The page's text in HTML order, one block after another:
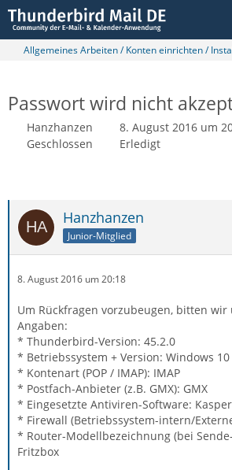
Allgemeines Arbeiten / Konten einrichten /
Passwort wird nicht
Hanzhanzen
8. August 2016 um
Geschlossen
Erledigt
Hanzhanzen
Junior-Mitglied
8. August 2016 um 20:18
Um Rückfragen vorzubeugen, bitten wir
Angaben:
* Thunderbird-Version: 45.2.0
* Betriebssystem + Version: Windows 10
* Kontenart (POP / IMAP): IMAP
* Postfach-Anbieter (z.B. GMX): GMX
* Eingesetzte Antiviren-Software:
* Firewall (Betriebssystem-intern/
* Router-Modellbezeichnung (bei
Fritzbox